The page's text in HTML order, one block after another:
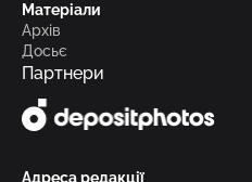
Матеріали
Архів
Досьє
Партнери
Адреса редакції